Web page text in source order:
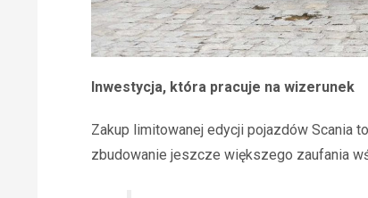
Inwestycja, która pracuje na wizerunek
Zakup limitowanej edycji pojazdów Scania
zbudowanie jeszcze większego zaufania